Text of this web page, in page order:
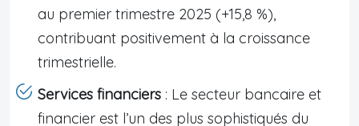
au premier trimestre 2025 (+15,8 %),
contribuant positivement à la croissance
trimestrielle.
Services financiers : Le secteur bancaire et
financier est l’un des plus sophistiqués du